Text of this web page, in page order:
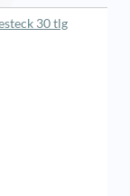
30 tlg